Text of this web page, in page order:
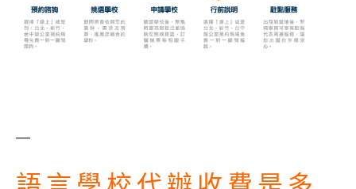
—